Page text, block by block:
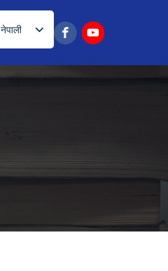
नेपाली
English